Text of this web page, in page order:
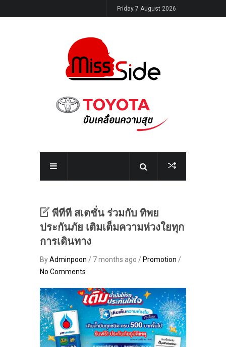
Friday 7 August 2026
พีทีที สเตชั่น ร่วมกับ ทิพย
ประกันภัย เติมเต็มความห่วงใยทุก
การเดินทาง
ByAdminpoon / 7 months ago / Promotion /
No Comments